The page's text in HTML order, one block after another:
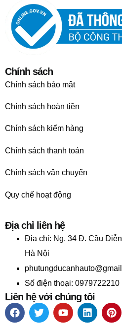
Chính sách
Chính sách bảo mật
Chính sách hoàn tiền
Chính sách kiểm hàng
Chính sách thanh toán
Chính sách vận chuyển
Quy chế hoạt động
Địa chỉ liên hệ
Địa chỉ: Ng. 34 Đ. Cầu
Hà Nội
Số điện thoại: 0979722210
Liên hệ với chúng tôi